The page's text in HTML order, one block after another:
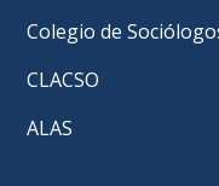
Colegio de
CLACSO
ALAS